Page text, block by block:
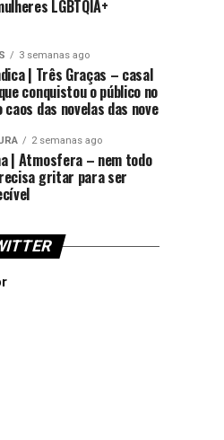
LGBTQIA+
3 semanas ago
| Três Graças – casal
conquistou o público no
caos das novelas das nove
2 semanas ago
| Atmosfera – nem todo
gritar para ser